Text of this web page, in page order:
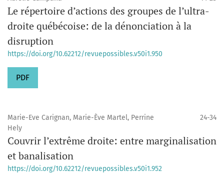
Le répertoire d’actions des groupes de l’ultra-
droite québécoise: de la dénonciation à la
disruption
https://doi.org/10.62212/revuepossibles.v50i1.950
PDF
Marie-Eve Carignan, Marie-Ève Martel, Perrine
Hely
24-34
Couvrir l’extrême droite: entre marginalisation
et banalisation
https://doi.org/10.62212/revuepossibles.v50i1.952